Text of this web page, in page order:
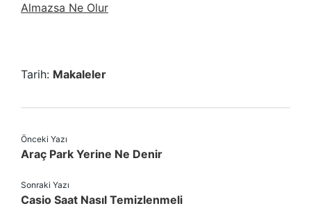
Almazsa Ne Olur
Tarih: Makaleler
Önceki Yazı
Araç Park Yerine Ne Denir
Sonraki Yazı
Casio Saat Nasıl Temizlenmeli